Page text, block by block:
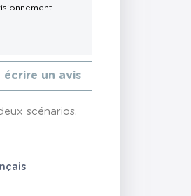
écrire un avis
scénarios.